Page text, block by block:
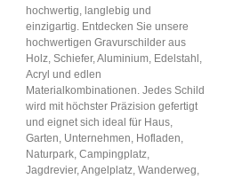
war:
134,78 €
ist:
94,35 €.
hochwertig, langlebig und
einzigartig. Entdecken Sie unsere
hochwertigen Gravurschilder aus
Holz, Schiefer, Aluminium, Edelstahl,
Acryl und edlen
Materialkombinationen. Jedes Schild
wird mit höchster Präzision gefertigt
und eignet sich ideal für Haus,
Garten, Unternehmen, Hofladen,
Naturpark, Campingplatz,
Jagdrevier, Angelplatz, Wanderweg,